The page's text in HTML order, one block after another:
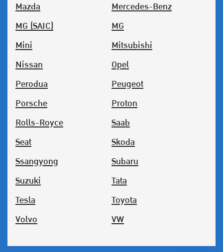
Mazda
Mercedes-Benz
MG (SAIC)
MG
Mini
Mitsubishi
Nissan
Opel
Perodua
Peugeot
Porsche
Proton
Rolls-Royce
Saab
Seat
Skoda
Ssangyong
Subaru
Suzuki
Tata
Tesla
Toyota
Volvo
VW